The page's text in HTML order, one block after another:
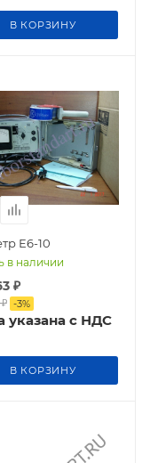
В КОРЗИНУ
Е6-10
в наличии
₽
-3%
указана с НДС
В КОРЗИНУ